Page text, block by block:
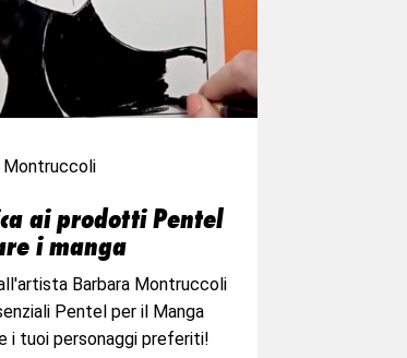
Montruccoli
ai prodotti Pentel
i manga
Barbara Montruccoli
Pentel per il Manga
i tuoi personaggi preferiti!